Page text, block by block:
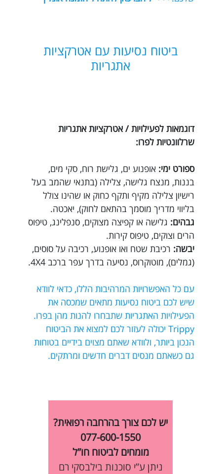
ביטוח נסיעות עם אטרקציות
אתגריות
דוגמאות לפעילויות / אטרקציות אתגריות
שרלוונטיות לפרו:
ספורט ימי: אופנוע ים, גלישת רוח, סקי מים,
בננות, מנצח גלישה, צלילה (בתנאי שהמב בעל
רישיון צלילה מקיף ותקף כחוק או שהינו צולל
בליווי מדריך מוסמך בהתאם לחוק), יאכטה.
גבהים: גלישה או קפיצה מצוקים, סנפלינג, טיפוס
הרים וצוקים, טיפוס קירות.
יבשה: רכיבת שטח ואו אופנוע, רכיבה על סוסים,
(גמלים), מוטוקרוס, נסיעה בדרך עפר ברכב 4X4.
עם כל האפשרויות המרהיבות הללו, כדאי לוודא
שיש לכם ביטוח נסיעות מתאים שמכסה את
הפעילויות האתגריות שתבחרו להנות מהן בפרו.
Trippy יכולה לעזור לכם למצוא את הביטוח
הנכון ביותר, ולוודא שאתם מצוים בידיים בטוחות
גם כשאתם מנסים דברים חדשים ומרתקים.
יש לכם צורך בהרחבה רפואית?
077-600-1550
מומחים לביטוח חו”ל
ניתן ע”י סוכנות בילבסקי רם